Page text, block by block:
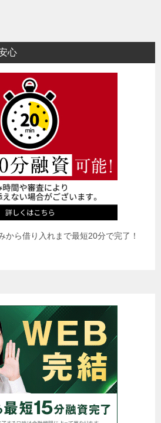
心
から借り入れまで最短20分で完了！